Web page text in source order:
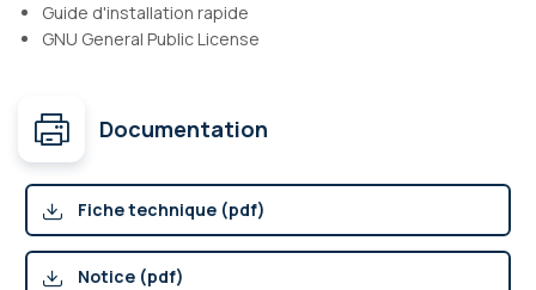
Guide d'installation rapide
GNU General Public License
Documentation
Fiche technique (pdf)
Notice (pdf)